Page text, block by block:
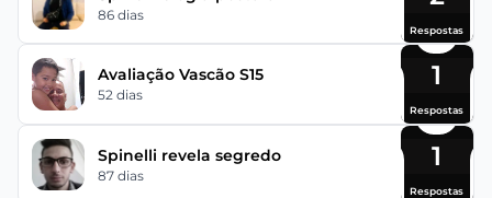
86 dias
Respostas
Avaliação Vascão S15
52 dias
1
Respostas
Spinelli revela segredo
87 dias
1
Respostas